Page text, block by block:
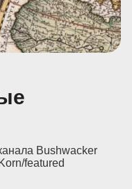
Bushwacker
featured